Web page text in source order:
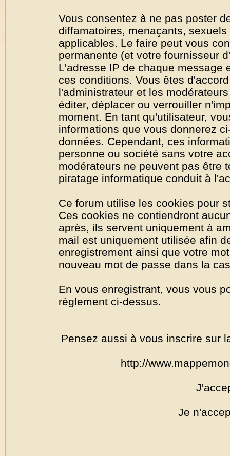
Vous consentez à ne pas poster
diffamatoires, menaçants,
applicables. Le faire peut vous
permanente (et votre fournisseur
L'adresse IP de chaque message
ces conditions. Vous êtes
l'administrateur et les
éditer, déplacer ou verrouiller
moment. En tant qu'utilisateur,
informations que vous donnerez
données. Cependant, ces
personne ou société sans votre
modérateurs ne peuvent pas être
piratage informatique conduit à
Ce forum utilise les cookies pour
Ces cookies ne contiendront
après, ils servent uniquement à
mail est uniquement utilisée afin
enregistrement ainsi que votre
nouveau mot de passe dans la
En vous enregistrant, vous vous
règlement ci-dessus.
Pensez aussi à vous inscrire sur
http://
Je